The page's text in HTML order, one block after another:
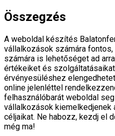
Összegzés
A weboldal készítés
vállalkozások számára
számára is lehetőséget ad
értékeiket és
érvényesüléshez
online jelenléttel
felhasználóbarát weboldal
vállalkozások kiemelkedjenek
céljaikat. Ne habozz, kezdj el
még ma!